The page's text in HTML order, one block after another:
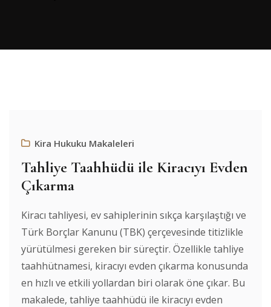
Kira Hukuku Makaleleri
Tahliye Taahhüdü ile Kiracıyı Evden
Çıkarma
Kiracı tahliyesi, ev sahiplerinin sıkça karşılaştığı ve
Türk Borçlar Kanunu (TBK) çerçevesinde titizlikle
yürütülmesi gereken bir süreçtir. Özellikle tahliye
taahhütnamesi, kiracıyı evden çıkarma konusunda
en hızlı ve etkili yollardan biri olarak öne çıkar. Bu
makalede, tahliye taahhüdü ile kiracıyı evden